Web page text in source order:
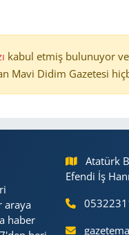
kabul etmiş bulunuyor
Mavi Didim Gazetesi
araya
haber
Atatürk
Efendi İş